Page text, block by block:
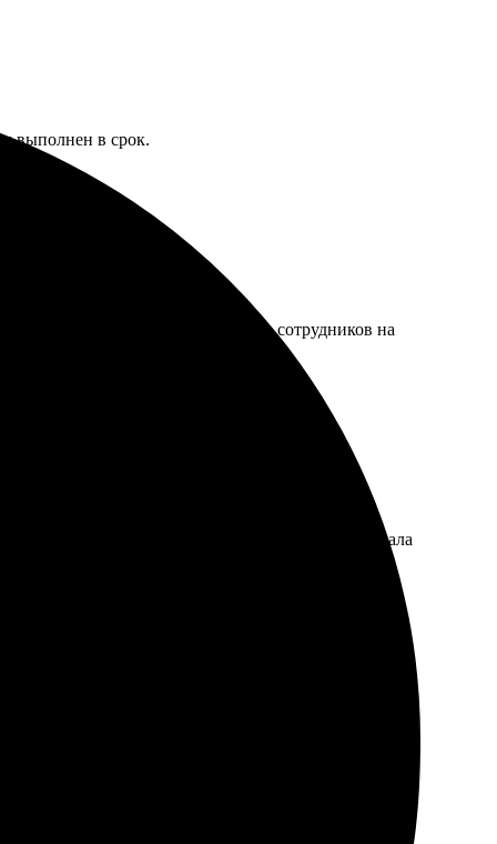
выполнен в срок.
и стильный. Работа сотрудников на
ещё!
качество отличное. Доставка быстрая, радовала
на все вопросы, помогли с дизайном. Получил